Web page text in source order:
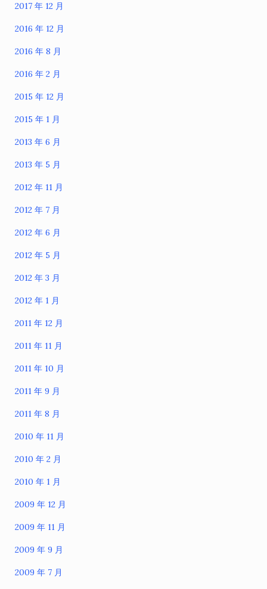
2017 年 12 月
2016 年 12 月
2016 年 8 月
2016 年 2 月
2015 年 12 月
2015 年 1 月
2013 年 6 月
2013 年 5 月
2012 年 11 月
2012 年 7 月
2012 年 6 月
2012 年 5 月
2012 年 3 月
2012 年 1 月
2011 年 12 月
2011 年 11 月
2011 年 10 月
2011 年 9 月
2011 年 8 月
2010 年 11 月
2010 年 2 月
2010 年 1 月
2009 年 12 月
2009 年 11 月
2009 年 9 月
2009 年 7 月